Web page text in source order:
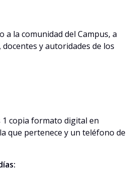
la comunidad del Campus, a
y autoridades de los
copia formato digital en
que pertenece y un teléfono de